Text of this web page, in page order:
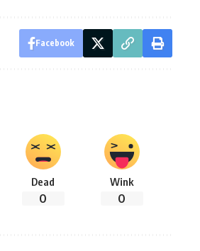
Facebook
Dead
0
Wink
0